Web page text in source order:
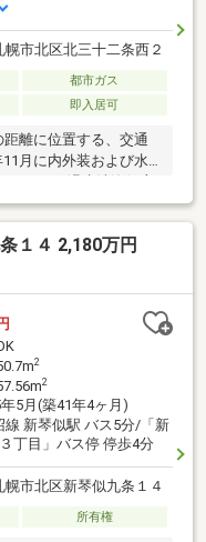
幌市北区北三十二条西２
都市ガス
即入居可
離に位置する、交通
月に内外装および水
ます。北海道の冬に欠
を備え、季節を問わず
の駐車スペースと物置
パー、医療施設が点在
ださい。
１４ 2,180万円
2
2
5月(築41年4ヶ月)
線 新琴似駅 バス5分/「新
丁目」バス停 停歩4分
幌市北区新琴似九条１４
所有権